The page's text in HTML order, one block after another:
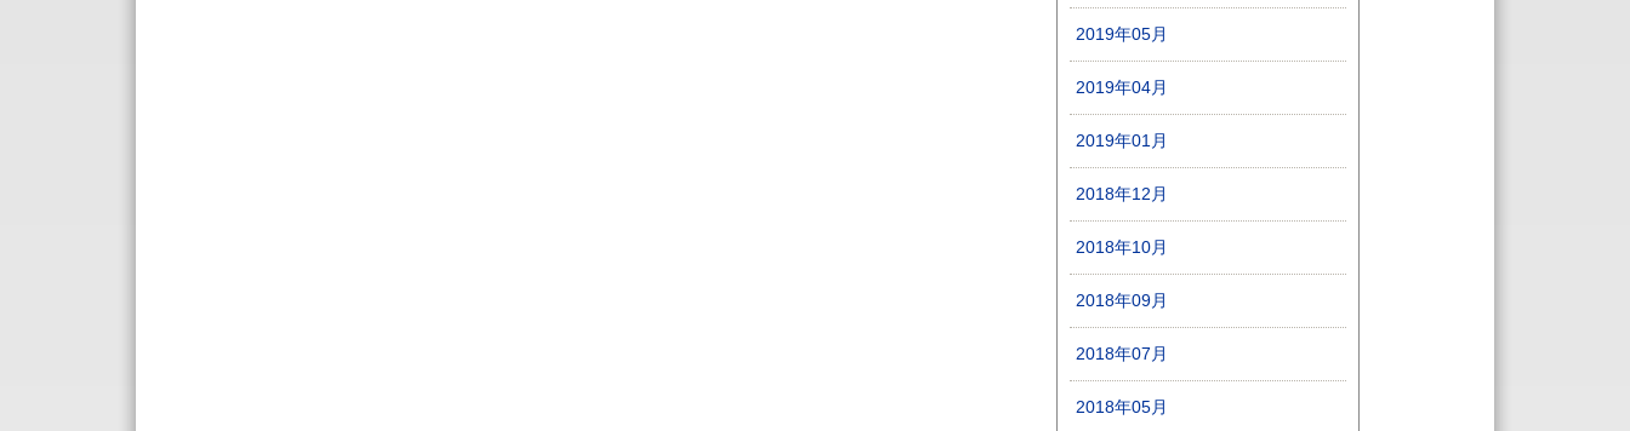
2019年05月
2019年04月
2019年01月
2018年12月
2018年10月
2018年09月
2018年07月
2018年05月